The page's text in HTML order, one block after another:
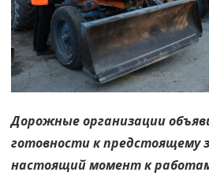
Дорожные организации
готовности к предстоящему
настоящий момент к